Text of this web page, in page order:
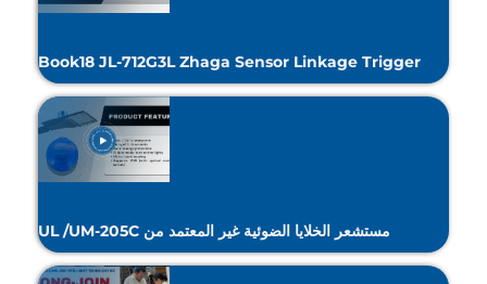
Book18 JL-712G3L Zhaga Sensor Linkage Trigger
مستشعر الخلايا الضوئية غير المعتمد من UL /UM-205C